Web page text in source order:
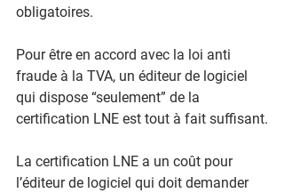
obligatoires.
Pour être en accord avec la loi anti
fraude à la TVA, un éditeur de logiciel
qui dispose “seulement” de la
certification LNE est tout à fait suffisant.
La certification LNE a un coût pour
l’éditeur de logiciel qui doit demander